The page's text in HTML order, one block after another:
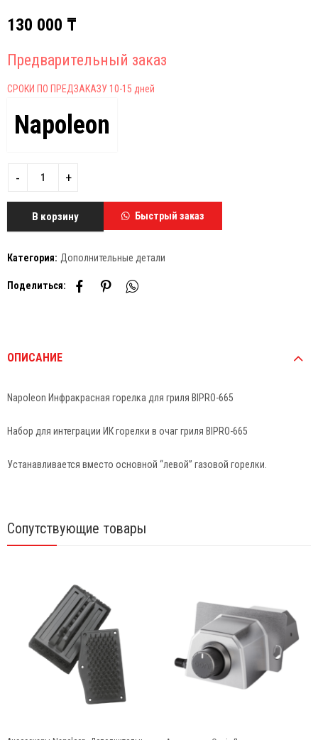
130 000 ₸
Предварительный заказ
СРОКИ ПО ПРЕДЗАКАЗУ 10-15 дней
Napoleon
В корзину Быстрый заказ
Категория: Дополнительные детали
Поделиться:
ОПИСАНИЕ
Napoleon Инфракрасная горелка для гриля BIPRO-665
Набор для интеграции ИК горелки в очаг гриля BIPRO-665
Устанавливается вместо основной “левой” газовой горелки.
Сопутствующие товары